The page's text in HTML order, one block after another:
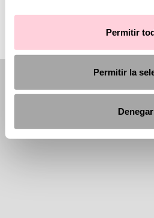
Permitir
Permitir la
Denegar